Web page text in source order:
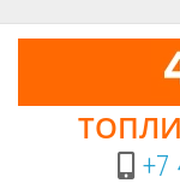
+7